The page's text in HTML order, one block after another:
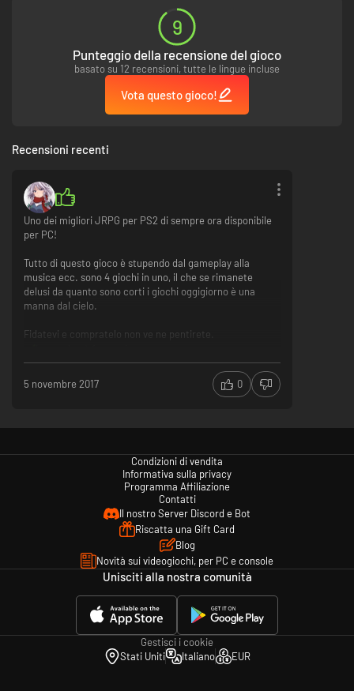
9
Punteggio della recensione del gioco
basato su 12 recensioni, tutte le lingue incluse
Vota questo gioco!
Recensioni recenti
Uno dei migliori JRPG per PS2 di sempre ora disponibile
per PC!
Tutto di questo gioco è stupendo dal gameplay alla
musica ecc. sono 4 giochi in uno, il che se rimanete
delusi da quanto sono corti i giochi oggigiorno è una
manna dal cielo.
Fidatevi e compratelo non ve ne pentirete.
Gameplay semplice e intuitivo
Storia ben curata
5 novembre 2017 0
Condizioni di vendita
Informativa sulla privacy
Programma Affiliazione
Contatti
Il nostro Server Discord e Bot
Riscatta una Gift Card
Blog
Novità sui videogiochi, per PC e console
Unisciti alla nostra comunità
Gestisci i cookie
Stati Uniti
Italiano EUR